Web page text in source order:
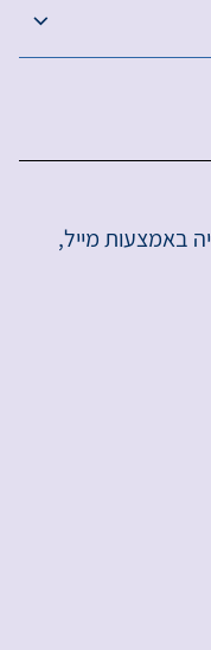
באמצעות מייל,